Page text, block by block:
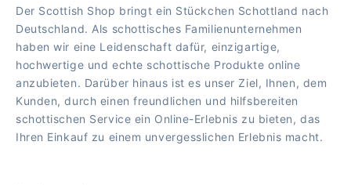
Der Scottish Shop bringt ein Stückchen Schottland nach
Deutschland. Als schottisches Familienunternehmen
haben wir eine Leidenschaft dafür, einzigartige,
hochwertige und echte schottische Produkte online
anzubieten. Darüber hinaus ist es unser Ziel, Ihnen, dem
Kunden, durch einen freundlichen und hilfsbereiten
schottischen Service ein Online-Erlebnis zu bieten, das
Ihren Einkauf zu einem unvergesslichen Erlebnis macht.